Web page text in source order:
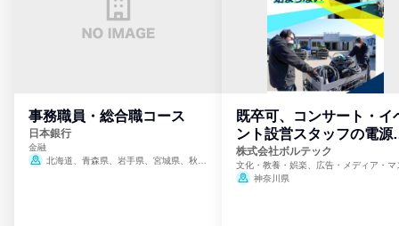
事務職員・総合職コース
日本銀行
金融
北海道、青森県、岩手県、宮城県、秋田
既卒可、コンサート・イ
ント設営スタッフの電源
門
株式会社ボルテック
文化・教養・娯楽、広告・メディア・マ
ミ、電力・ガス・水道・エネルギー
神奈川県